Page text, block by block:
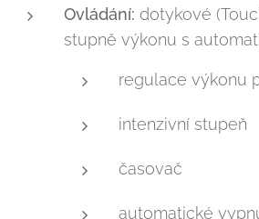
Ovládání: dotykové
stupně výkonu s
regulace výkonu
intenzivní stupeň
časovač
automatické